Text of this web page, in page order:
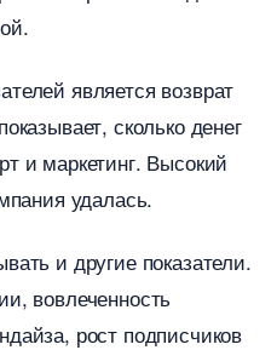
является возврат
сколько дене
и маркетинг. Высокий
удалась.
и другие показатели.
вовлеченность
рост подписчико